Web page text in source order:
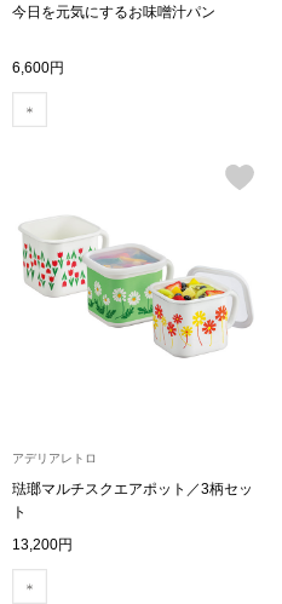
今日を元気にするお味噌汁パン
6,600円
アデリアレトロ
琺瑯マルチスクエアポット／3柄セッ
ト
13,200円